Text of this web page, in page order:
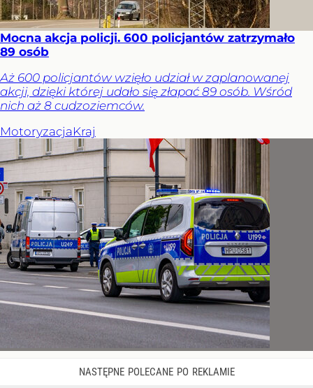
Mocna akcja policji. 600 policjantów zatrzymało
89 osób
Aż 600 policjantów wzięło udział w zaplanowanej
akcji, dzięki której udało się złapać 89 osób. Wśród
nich aż 8 cudzoziemców.
MotoryzacjaKraj